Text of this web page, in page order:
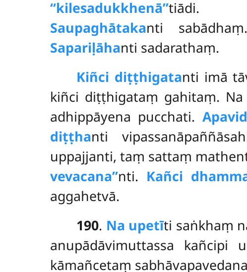
‘‘kilesadukkhenā’’tiādi.
Saupaghātakanti
Sapariḷāhanti sadarathaṃ.
Kiñci diṭṭhigatanti imā
kiñci diṭṭhigataṃ gahitaṃ.
adhippāyena pucchati.
diṭṭhanti
uppajjanti, taṃ sattaṃ
vevacana’’nti. Kañci
aggahetvā.
190. Na upetīti saṅkhaṃ
anupādāvimuttassa kañcipi
kāmañcetaṃ